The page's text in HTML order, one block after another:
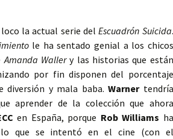
la actual serie delEscuadrón Suicida.
le ha sentado genial a los chicos
Amanda Wallery las historias que están
por fin disponen del porcentaje
diversión y mala baba.Warnertendría
aprender de la colección que ahora
en España, porque Rob Williams ha
lo que se intentó en el cine (con el